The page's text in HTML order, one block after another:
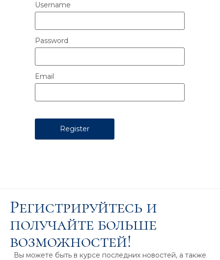
Username
Password
Email
Регистрируйтесь и
получайте больше
возможностей!
Вы можете быть в курсе последних новостей, а также